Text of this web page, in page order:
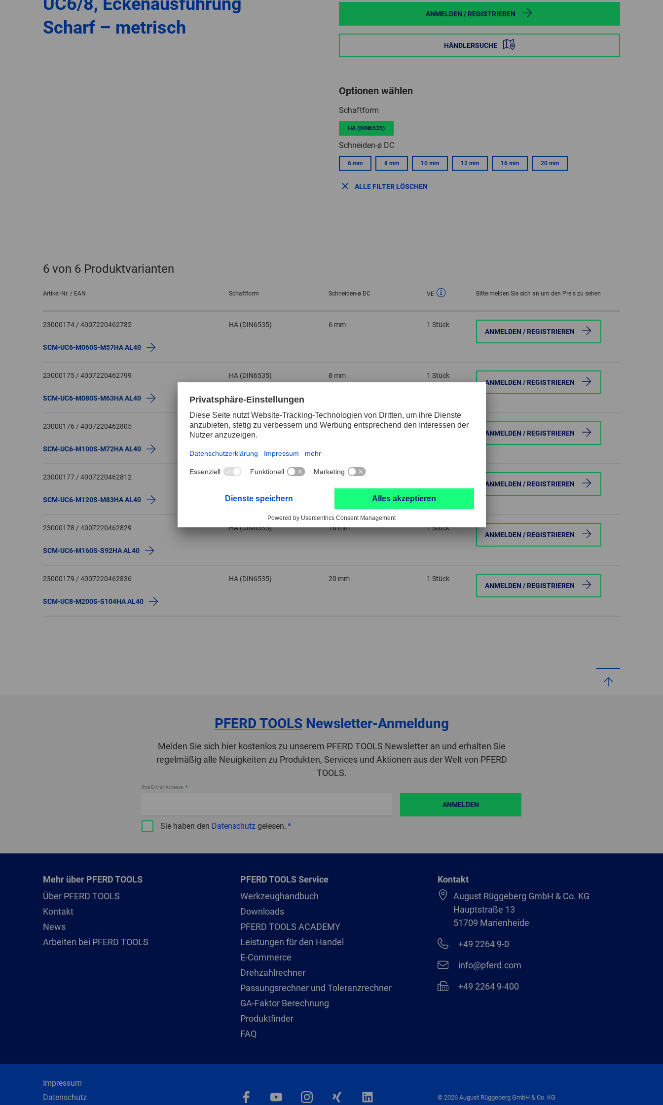
SPAIN
SWEDEN
ESPAÑOL
Scharf – metrisch
ANMELDEN / REGISTRIEREN
HÄNDLERSUCHE
Optionen wählen
Schaftform
HA (DIN6535)
Schneiden-ø DC
6 mm 8 mm 10 mm 12 mm 16 mm 20 mm
ALLE FILTER LÖSCHEN
6 von 6 Produktvarianten
Artikel-Nr. / EAN Schaftform Schneiden-ø DC VE Bitte melden Sie sich an um den Preis zu sehen
23000174 / 4007220462782
SCM-UC6-M060S-M57HA AL40
HA (DIN6535) 6 mm
1 Stück
ANMELDEN / REGISTRIEREN
23000175 / 4007220462799
SCM-UC6-M080S-M63HA AL40
HA (DIN6535) 8 mm
1 Stück
ANMELDEN / REGISTRIEREN
23000176 / 4007220462805
SCM-UC6-M100S-M72HA AL40
HA (DIN6535) 10 mm
1 Stück
ANMELDEN / REGISTRIEREN
23000177 / 4007220462812
SCM-UC6-M120S-M83HA AL40
HA (DIN6535) 12 mm
ANMELDEN / REGISTRIEREN
23000178 / 4007220462829
SCM-UC6-M160S-S92HA AL40
HA (DIN6535) 16 mm
1 Stück
ANMELDEN / REGISTRIEREN
23000179 / 4007220462836
SCM-UC8-M200S-S104HA AL40
HA (DIN6535) 20 mm
1 Stück
ANMELDEN / REGISTRIEREN
PFERD TOOLSNewsletter-Anmeldung
Melden Sie sich hier kostenlos zu unserem PFERD TOOLS Newsletter an und erhalten Sie
regelmäßig alle Neuigkeiten zu Produkten, Services und Aktionen aus der Welt von PFERD
TOOLS.
Ihre E-Mail Adresse
Sie haben den Datenschutz gelesen.
ANMELDEN
Mehr über PFERD TOOLS
Über PFERD TOOLS
Kontakt
News
Arbeiten bei PFERD TOOLS
PFERD TOOLS Service
Werkzeughandbuch
Downloads
PFERD TOOLS ACADEMY
Leistungen für den Handel
E-Commerce
Drehzahlrechner
Passungsrechner und Toleranzrechner
GA-Faktor Berechnung
Produktfinder
FAQ
Kontakt
August Rüggeberg GmbH & Co. KG
Hauptstraße 13
51709 Marienheide
+49 2264 9-0
info@pferd.com
+49 2264 9-400
Impressum
Datenschutz
© 2026 August Rüggeberg GmbH & Co. KG